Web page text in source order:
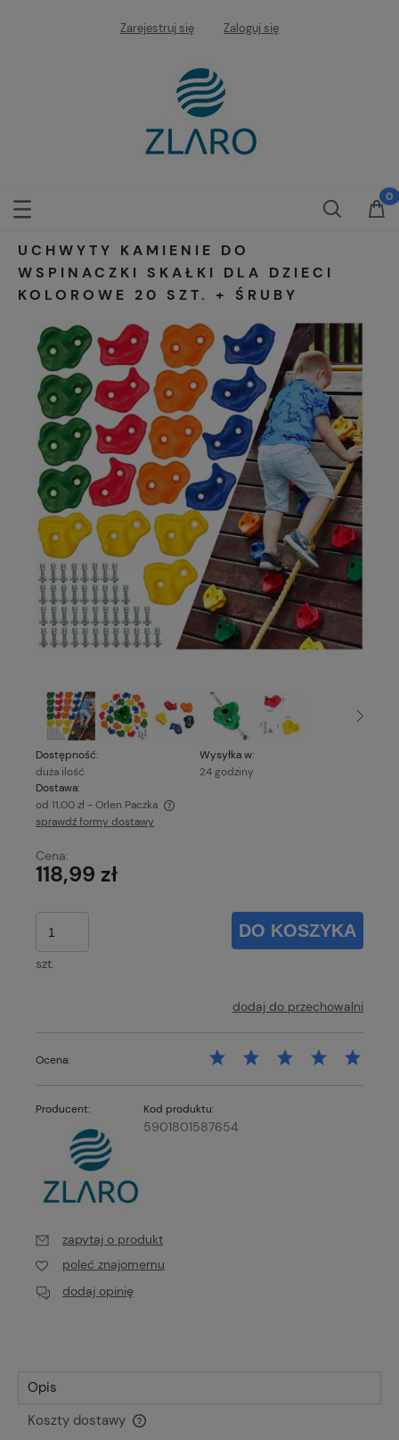
Zarejestruj się Zaloguj się
UCHWYTY KAMIENIE DO
WSPINACZKI SKAŁKI DLA DZIECI
KOLOROWE 20 SZT. + ŚRUBY
Dostępność:
duża ilość
Wysyłka w:
24 godziny
Dostawa:
od 11,00 zł - Orlen Paczka
Cena nie zawiera ewentualnych kosztów płatności
sprawdź formy dostawy
Cena:
118,99 zł
szt.
DO KOSZYKA
dodaj do przechowalni
Ocena:
Producent: Kod produktu:
5901801587654
zapytaj o produkt
poleć znajomemu
dodaj opinię
Opis
Koszty dostawy
Cena nie zawiera ewentualnych kosztów płatności